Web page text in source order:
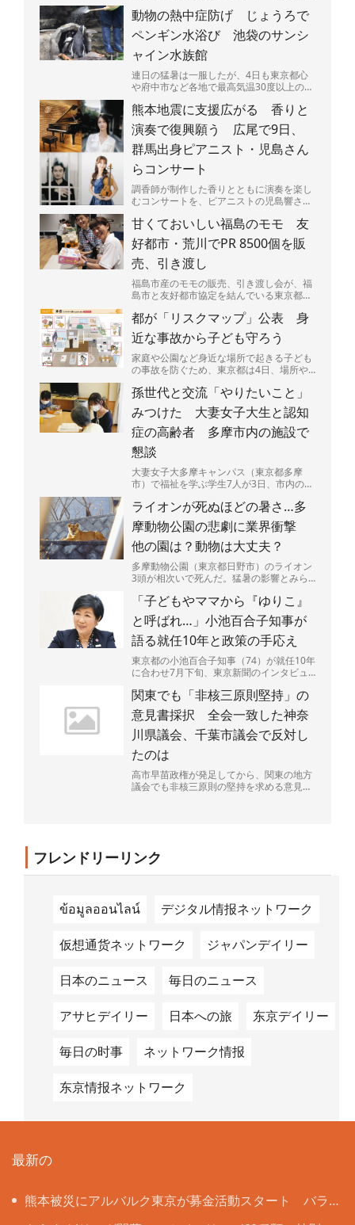
J1、J2、J3全...
動物の熱中症防げ じょうろで
ペンギン水浴び 池袋のサンシ
ャイン水族館
連日の猛暑は一服したが、4日も東京都心
や府中市など各地で最高気温30度以上の真
都内－。暑さは人間...
熊本地震に支援広がる 香りと
演奏で復興願う 広尾で9日、
群馬出身ピアニスト・児島さん
らコンサート
調香師が制作した香りとともに演奏を楽し
むコンサートを、ピアニストの児島響さん
売り上げの一部は、...
甘くておいしい福島のモモ 友
好都市・荒川でPR 8500個を販
売、引き渡し
福島市産のモモの販売、引き渡し会が、福
島市と友好都市協定を結んでいる東京都荒
た箱を持ち帰っていた...
都が「リスクマップ」公表 身
近な事故から子ども守ろう
家庭や公園など身近な場所で起きる子ども
の事故を防ぐため、東京都は4日、場所や
ップ」を公表した。都...
孫世代と交流「やりたいこと」
みつけた 大妻女子大生と認知
症の高齢者 多摩市内の施設で
懇談
大妻女子大多摩キャンパス（東京都多摩
市）で福祉を学ぶ学生7人が3日、市内の認
流した。9月の「認知...
ライオンが死ぬほどの暑さ…多
摩動物公園の悲劇に業界衝撃
他の園は？動物は大丈夫？
多摩動物公園（東京都日野市）のライオン
3頭が相次いで死んだ。猛暑の影響とみら
方、他の動物や動物園は...
「子どもやママから『ゆりこ』
と呼ばれ…」小池百合子知事が
語る就任10年と政策の手応え
東京都の小池百合子知事（74）が就任10年
に合わせ7月下旬、東京新聞のインタビュ
援策の成果を強調...
関東でも「非核三原則堅持」の
意見書採択 全会一致した神奈
川県議会、千葉市議会で反対し
たのは
高市早苗政権が発足してから、関東の地方
議会でも非核三原則の堅持を求める意見書
フレンドリーリンク
ข้อมูลออนไลน์ デジタル情报ネットワーク
仮想通货ネットワーク ジャパンデイリー
日本のニュース 毎日のニュース
アサヒデイリー 日本への旅 东京デイリー
毎日の时事 ネットワーク情报
东京情报ネットワーク
最新の
熊本被災にアルバルク東京が募金活動スタート バラ